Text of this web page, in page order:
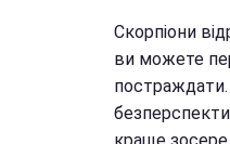
Скорпіони
ви можете
постраждати.